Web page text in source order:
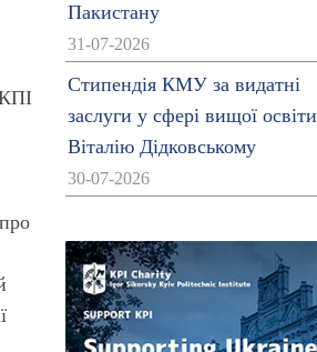
Пакистану
31-07-2026
Стипендія КМУ за видатні
заслуги у сфері вищої освіти
Віталію Дідковському
30-07-2026